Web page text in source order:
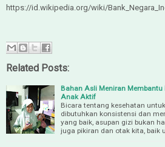
https://id.wikipedia.org/wiki/
Related Posts:
Bahan Asli Meniran
Anak Aktif
Bicara tentang kesehatan
dibutuhkan konsistensi dan
yang baik, asupan gizi bukan
juga pikiran dan otak kita, baik